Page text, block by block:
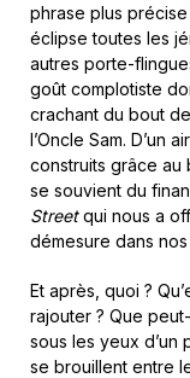
phrase plus
éclipse toutes les
autres porte-
goût complotiste
crachant du bout
l’Oncle Sam. D’un
construits grâce au
se souvient du
Streetqui nous a
démesure dans
Et après, quoi ?
rajouter ? Que
sous les yeux d’un
se brouillent entre